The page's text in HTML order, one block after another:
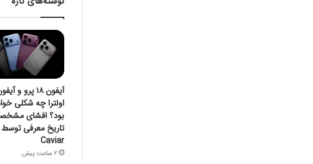
آیفون ۱۸ پرو و
اولترا چه شکلی
بود؟ افشای
تاریخ معرفی توسط
Caviar
2 ساعت پیش